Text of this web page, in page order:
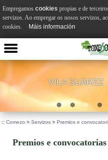
VILA SUÁREZ
:: Comezo > Servizos > Premios e
Premios e
Empregamos cookies propias e de
servizos. Ao empregar os nosos servizos,
cookies.
Máis información